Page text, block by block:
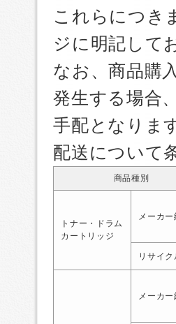
これらにつき
ジに明記して
なお、商品購
発生する場合
手配となりま
配送について
商品種別
トナー・ドラム
カートリッジ
メーカ
リサイ
メーカ